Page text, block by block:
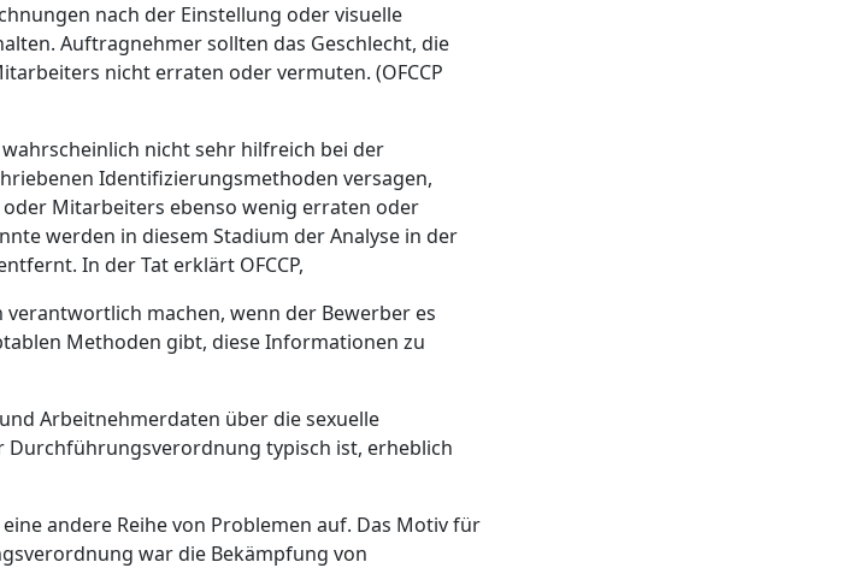
nach der Einstellung oder visuelle
Auftragnehmer sollten das Geschlecht, die
nicht erraten oder vermuten. (OFCCP
nicht sehr hilfreich bei der
Identifizierungsmethoden versagen,
Mitarbeiters ebenso wenig erraten oder
werden in diesem Stadium der Analyse in der
In der Tat erklärt OFCCP,
machen, wenn der Bewerber es
Methoden gibt, diese Informationen zu
Arbeitnehmerdaten über die sexuelle
typisch ist, erheblich
andere Reihe von Problemen auf. Das Motiv für
war die Bekämpfung von